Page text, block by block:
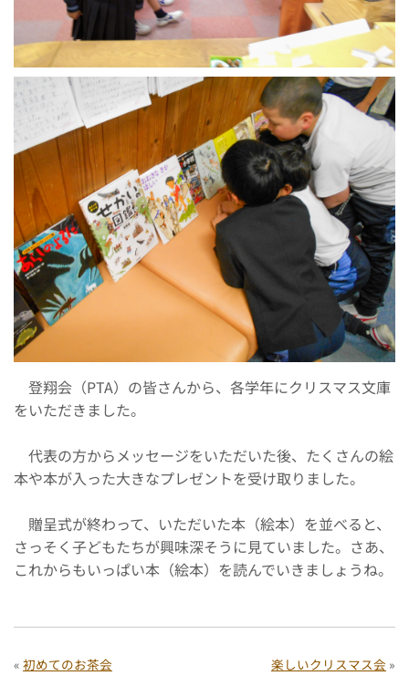
登翔会（PTA）の皆さんから、各学年にクリスマス文庫
をいただきました。
代表の方からメッセージをいただいた後、たくさんの絵
本や本が入った大きなプレゼントを受け取りました。
贈呈式が終わって、いただいた本（絵本）を並べると、
さっそく子どもたちが興味深そうに見ていました。さあ、
これからもいっぱい本（絵本）を読んでいきましょうね。
« 初めてのお茶会 楽しいクリスマス会 »